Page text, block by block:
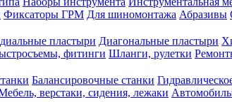
Фиксаторы ГРМ Для шиномонтажа Абразивы
пластыри Диагональные пластыри
фитинги Шланги, рулетки
Балансировочные станки
верстаки, сидения, лежаки